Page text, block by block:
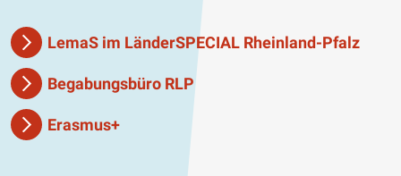
LemaS im LänderSPECIAL Rheinland-Pfalz
Begabungsbüro RLP
Erasmus+